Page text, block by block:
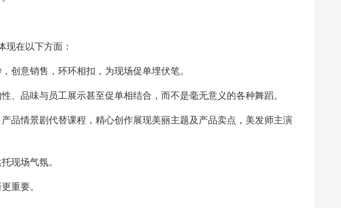
现在以下方面：
创意销售，环环相扣，为现场促单埋伏笔。
、品味与员工展示甚至促单相结合，而不是毫无意义的各种舞蹈。
品情景剧代替课程，精心创作展现美丽主题及产品卖点，美发师主演
现场气氛。
重要。